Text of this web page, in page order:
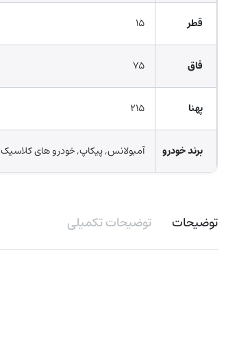
قطر ۱۵
فاق ۷۵
پهنا ۲۱۵
برند خودرو آمبولانس, پیکاپ, خودرو های کلاسیک
توضیحات توضیحات تکمیلی